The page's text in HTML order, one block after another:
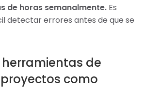
de horas semanalmente. Es
detectar errores antes de que se
de
como